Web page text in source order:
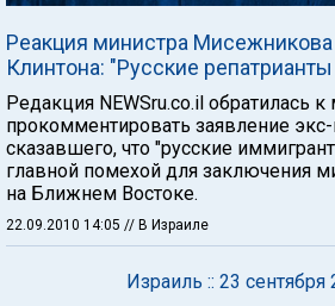
Реакция министра Мисежникова
Клинтона: "Русские
Редакция NEWSru.co.il обратилась
прокомментировать заявление
сказавшего, что "русские
главной помехой для заключения
на Ближнем Востоке.
22.09.2010 14:05 // В Израиле
Израиль :: 23 сентября